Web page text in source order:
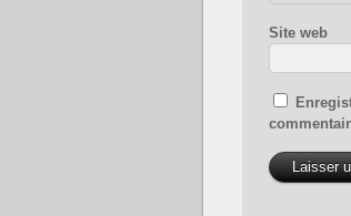
Site web